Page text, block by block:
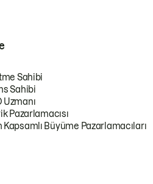
Sahibi
Sahibi
Uzmanı
Pazarlamacısı
Kapsamlı Büyüme Pazarlamacıları